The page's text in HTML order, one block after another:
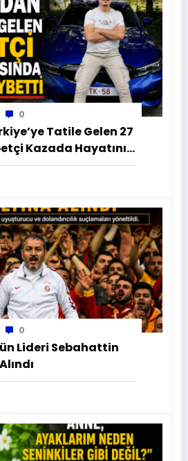
0
Tatile Gelen 27
Kazada Hayatını
0
Lideri Sebahattin